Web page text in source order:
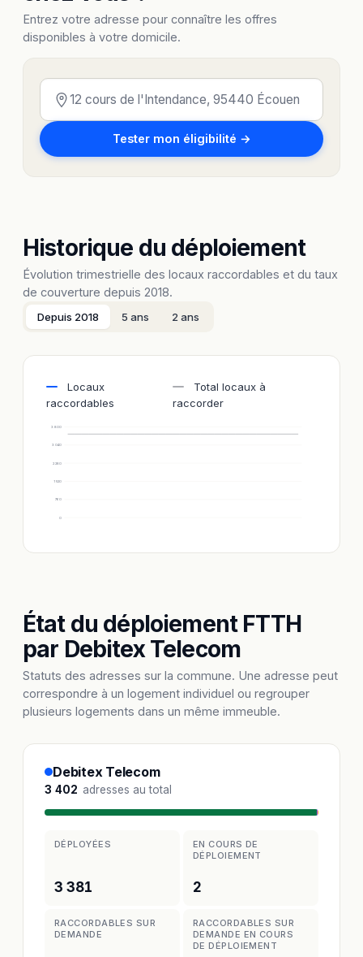
Entrez votre adresse pour connaître les offres
disponibles à votre domicile.
Tester mon éligibilité →
Historique du déploiement
Évolution trimestrielle des locaux raccordables et du taux
de couverture depuis 2018.
Depuis 2018 5 ans 2 ans
Locaux
raccordables
Total locaux à
raccorder
0
760
1 520
2 280
3 040
3 800
État du déploiement FTTH
par Debitex Telecom
Statuts des adresses sur la commune. Une adresse peut
correspondre à un logement individuel ou regrouper
plusieurs logements dans un même immeuble.
Debitex Telecom
3 402 adresses au total
DÉPLOYÉES
3 381
EN COURS DE
DÉPLOIEMENT
2
RACCORDABLES SUR
DEMANDE
RACCORDABLES SUR
DEMANDE EN COURS
DE DÉPLOIEMENT